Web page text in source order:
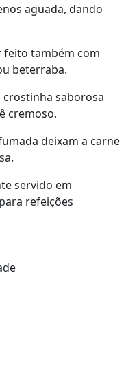
aguada, dando
feito também com
beterraba.
saborosa
cremoso.
deixam a carne
servido em
refeições